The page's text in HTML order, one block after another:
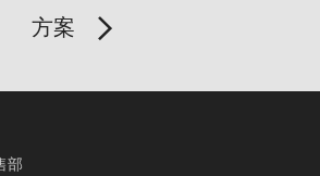
方案
部